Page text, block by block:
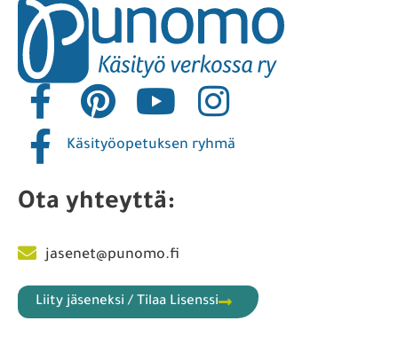
Käsityöopetuksen ryhmä
Ota yhteyttä:
jasenet@punomo.fi
Liity jäseneksi / Tilaa Lisenssi